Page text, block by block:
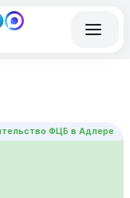
ФЦБ в Адлере